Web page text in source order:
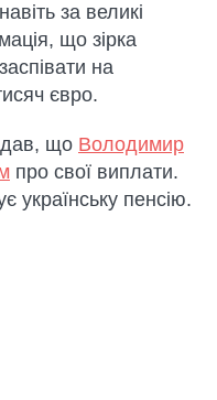
за великі
що зірка
на
євро.
що Володимир
про свої виплати.
українську пенсію.